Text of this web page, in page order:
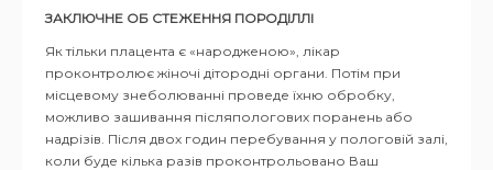
ЗАКЛЮЧНЕ ОБ СТЕЖЕННЯ ПОРОДІЛЛІ
Як тільки плацента є «народженою», лікар
проконтролює жіночі дітородні органи. Потім при
місцевому знеболюванні проведе їхню обробку,
можливо зашивання післяпологових поранень або
надрізів. Після двох годин перебування у пологовій залі,
коли буде кілька разів проконтрольовано Ваш